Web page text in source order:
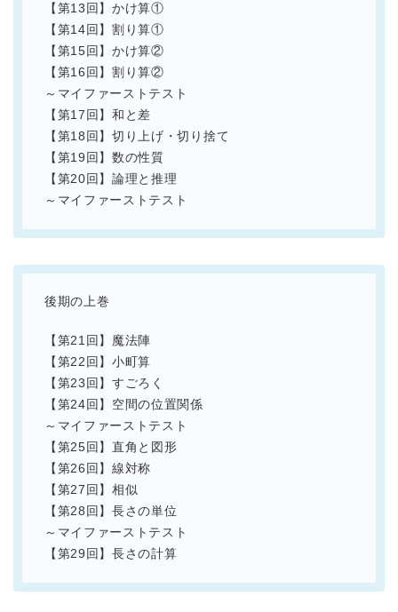
【第13回】かけ算①
【第14回】割り算①
【第15回】かけ算②
【第16回】割り算②
～マイファーストテスト
【第17回】和と差
【第18回】切り上げ・切り捨て
【第19回】数の性質
【第20回】論理と推理
～マイファーストテスト
後期の上巻
【第21回】魔法陣
【第22回】小町算
【第23回】すごろく
【第24回】空間の位置関係
～マイファーストテスト
【第25回】直角と図形
【第26回】線対称
【第27回】相似
【第28回】長さの単位
～マイファーストテスト
【第29回】長さの計算